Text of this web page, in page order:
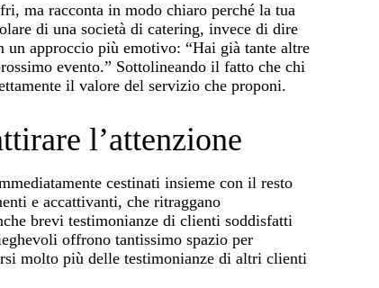
ma racconta in modo chiaro perché la tua
di una società di catering, invece di dire
un approccio più emotivo: “Hai già tante altre
evento.” Sottolineando il fatto che chi
il valore del servizio che proponi.
l’attenzione
cestinati insieme con il resto
e accattivanti, che ritraggano
brevi testimonianze di clienti soddisfatti
offrono tantissimo spazio per
molto più delle testimonianze di altri clienti